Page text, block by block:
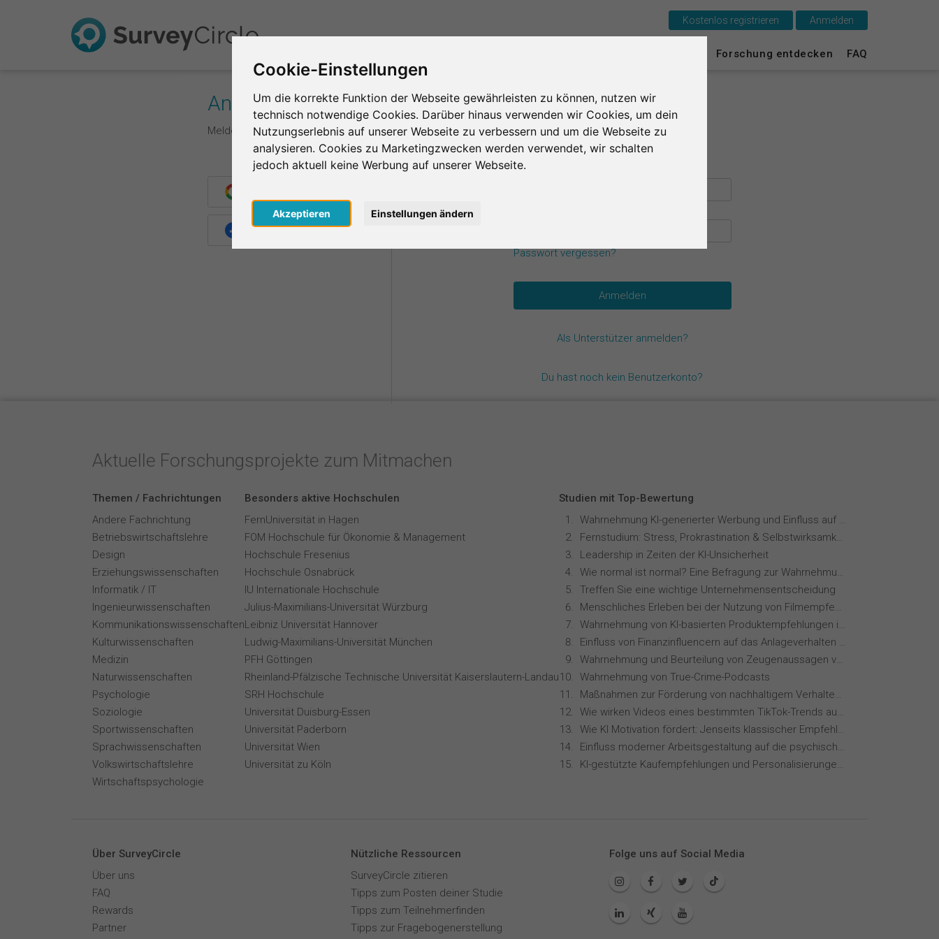
Cookie-Einstellungen
Um die korrekte Funktion der Webseite gewährleisten zu können, nutzen wir
technisch notwendige Cookies. Darüber hinaus verwenden wir Cookies, um dein
Nutzungserlebnis auf unserer Webseite zu verbessern und um die Webseite zu
analysieren. Cookies zu Marketingzwecken werden verwendet, wir schalten
jedoch aktuell keine Werbung auf unserer Webseite.
Akzeptieren Einstellungen ändern
Forschung entdecken FAQ
Kostenlos registrieren Anmelden
Anmelden
Melde dich hier mit deinen Zugangsdaten an.
Weiter mit Facebook
Passwort vergessen?
Als Unterstützer anmelden?
Du hast noch kein Benutzerkonto?
Aktuelle Forschungsprojekte zum Mitmachen
Themen / Fachrichtungen
Andere Fachrichtung
Betriebswirtschaftslehre
Design
Erziehungswissenschaften
Informatik / IT
Ingenieurwissenschaften
Kommunikationswissenschaften
Kulturwissenschaften
Medizin
Naturwissenschaften
Psychologie
Soziologie
Sportwissenschaften
Sprachwissenschaften
Volkswirtschaftslehre
Wirtschaftspsychologie
Besonders aktive Hochschulen
FernUniversität in Hagen
FOM Hochschule für Ökonomie & Management
Hochschule Fresenius
Hochschule Osnabrück
IU Internationale Hochschule
Julius-Maximilians-Universität Würzburg
Leibniz Universität Hannover
Ludwig-Maximilians-Universität München
PFH Göttingen
Rheinland-Pfälzische Technische Universität Kaiserslautern-Landau
SRH Hochschule
Universität Duisburg-Essen
Universität Paderborn
Universität Wien
Universität zu Köln
Studien mit Top-Bewertung
Wahrnehmung KI-generierter Werbung und Einfluss auf Markenvertrauen
Fernstudium: Stress, Prokrastination & Selbstwirksamkeit
Leadership in Zeiten der KI-Unsicherheit
Wie normal ist normal? Eine Befragung zur Wahrnehmung von Essverhalten
Treffen Sie eine wichtige Unternehmensentscheidung
Menschliches Erleben bei der Nutzung von Filmempfehlungssystemen
Wahrnehmung von KI-basierten Produktempfehlungen in Mode-Online-Shops
Einfluss von Finanzinfluencern auf das Anlageverhalten der Gen Z⁠
Wahrnehmung und Beurteilung von Zeugenaussagen vor Gericht
Wahrnehmung von True-Crime-Podcasts
Maßnahmen zur Förderung von nachhaltigem Verhalten von Hotelgästen
Wie wirken Videos eines bestimmten TikTok-Trends auf dich?
Wie KI Motivation fördert: Jenseits klassischer Empfehlungssysteme
Einfluss moderner Arbeitsgestaltung auf die psychische Gesundheit
KI-gestützte Kaufempfehlungen und Personalisierungen im Online-Handel
Über SurveyCircle
Über uns
FAQ
Rewards
Partner
Nützliche Ressourcen
SurveyCircle zitieren
Tipps zum Posten deiner Studie
Tipps zum Teilnehmerfinden
Tipps zur Fragebogenerstellung
Folge uns auf Social Media